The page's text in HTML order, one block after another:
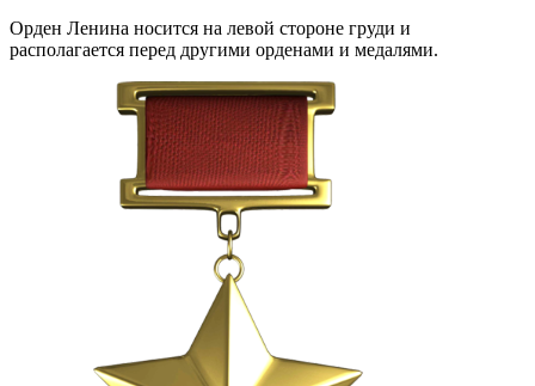
Орден Ленина носится на левой стороне груди и
располагается перед другими орденами и медалями.